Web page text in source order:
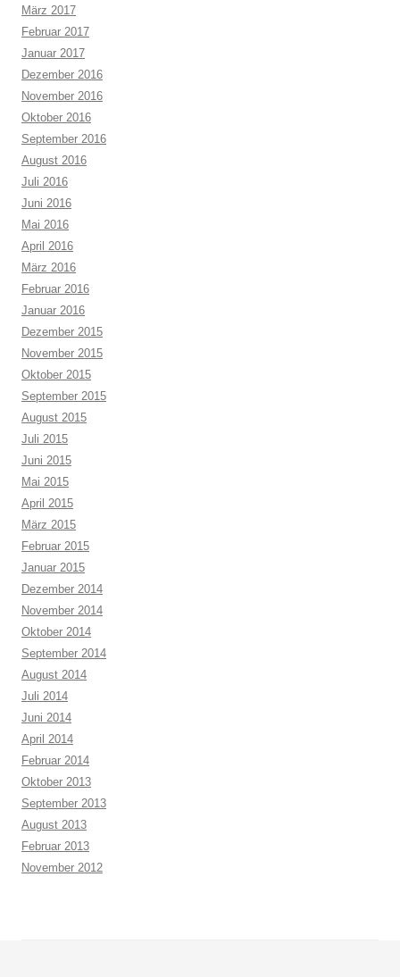
März 2017
Februar 2017
Januar 2017
Dezember 2016
November 2016
Oktober 2016
September 2016
August 2016
Juli 2016
Juni 2016
Mai 2016
April 2016
März 2016
Februar 2016
Januar 2016
Dezember 2015
November 2015
Oktober 2015
September 2015
August 2015
Juli 2015
Juni 2015
Mai 2015
April 2015
März 2015
Februar 2015
Januar 2015
Dezember 2014
November 2014
Oktober 2014
September 2014
August 2014
Juli 2014
Juni 2014
April 2014
Februar 2014
Oktober 2013
September 2013
August 2013
Februar 2013
November 2012